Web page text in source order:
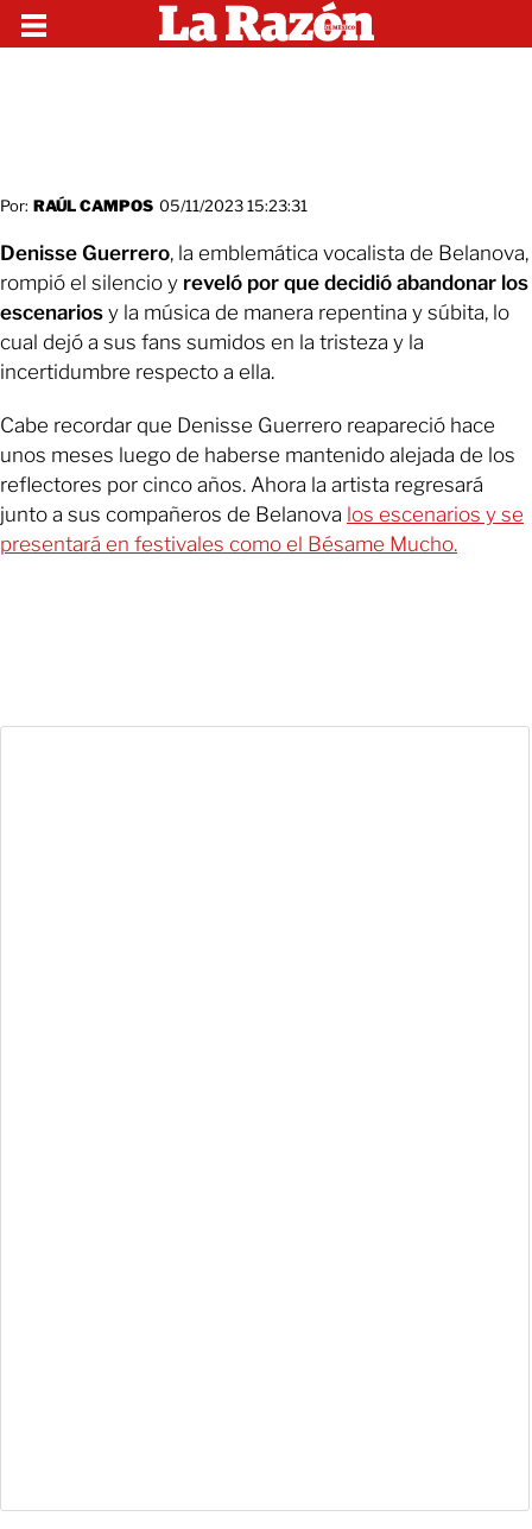
Por: RAÚL CAMPOS 05/11/2023 15:23:31
Denisse Guerrero, la emblemática vocalista de Belanova,
rompió el silencio y reveló por que decidió abandonar los
escenarios y la música de manera repentina y súbita, lo
cual dejó a sus fans sumidos en la tristeza y la
incertidumbre respecto a ella.
Cabe recordar que Denisse Guerrero reapareció hace
unos meses luego de haberse mantenido alejada de los
reflectores por cinco años. Ahora la artista regresará
junto a sus compañeros de Belanova los escenarios y se
presentará en festivales como el Bésame Mucho.